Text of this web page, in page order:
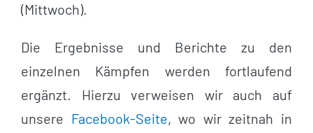
(Mittwoch).
Die Ergebnisse und Berichte zu den
einzelnen Kämpfen werden fortlaufend
ergänzt. Hierzu verweisen wir auch auf
unsere Facebook-Seite, wo wir zeitnah in